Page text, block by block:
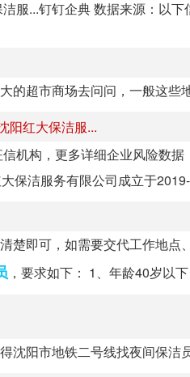
服...钉钉企典 数据来源：以
超市商场去问问，一般这些
阳红大保洁服...
机构，更多详细企业风险数
保洁服务有限公司成立于
楚即可，如需要交代工作地
，要求如下： 1、年龄40岁以
沈阳市地铁二号线找夜间保